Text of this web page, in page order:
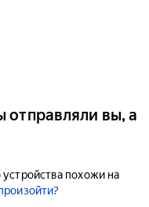
отправляли вы, а
похожи на